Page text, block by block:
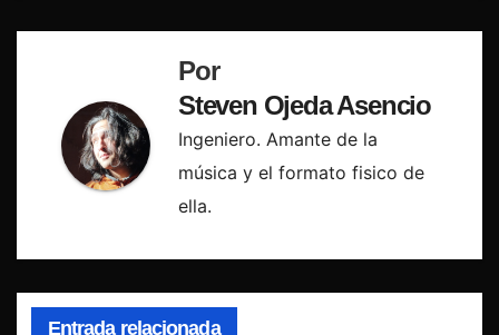
Por
Steven Ojeda Asencio
Ingeniero. Amante de la
música y el formato fisico de
ella.
Entrada relacionada